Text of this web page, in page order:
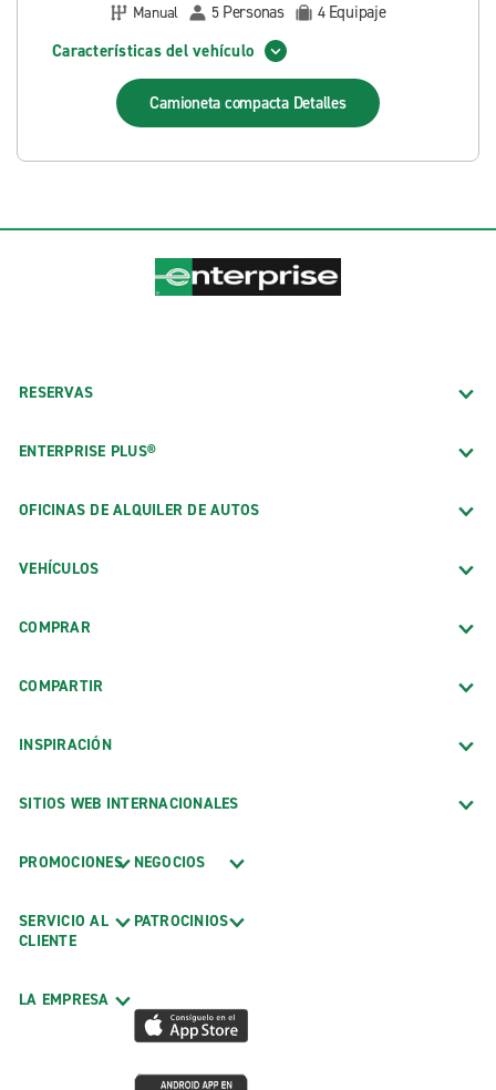
Manual
5 Personas 4 Equipaje
Características del vehículo
Camioneta compacta Detalles
RESERVAS
ENTERPRISE PLUS®
OFICINAS DE ALQUILER DE AUTOS
VEHÍCULOS
COMPRAR
COMPARTIR
INSPIRACIÓN
SITIOS WEB INTERNACIONALES
PROMOCIONES
SERVICIO AL
CLIENTE
LA EMPRESA
NEGOCIOS
PATROCINIOS